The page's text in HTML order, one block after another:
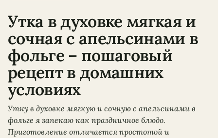
Утка в духовке мягкая и
сочная с апельсинами в
фольге – пошаговый
рецепт в домашних
условиях
Утку в духовке мягкую и сочную с апельсинами в
фольге я запекаю как праздничное блюдо.
Приготовление отличается простотой и